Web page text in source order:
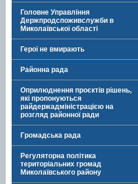
Головне Управління
Держпродспоживслужби в
Миколаївської області
Герої не вмирають
Районна рада
Оприлюднення проєктів рішень,
які пропонуються
райдержадміністрацією на
розгляд районної ради
Громадська рада
Регуляторна політика
територіальних громад
Миколаївського району